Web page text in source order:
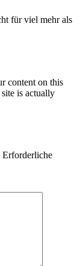
für viel mehr als
content on this
is actually
Erforderliche